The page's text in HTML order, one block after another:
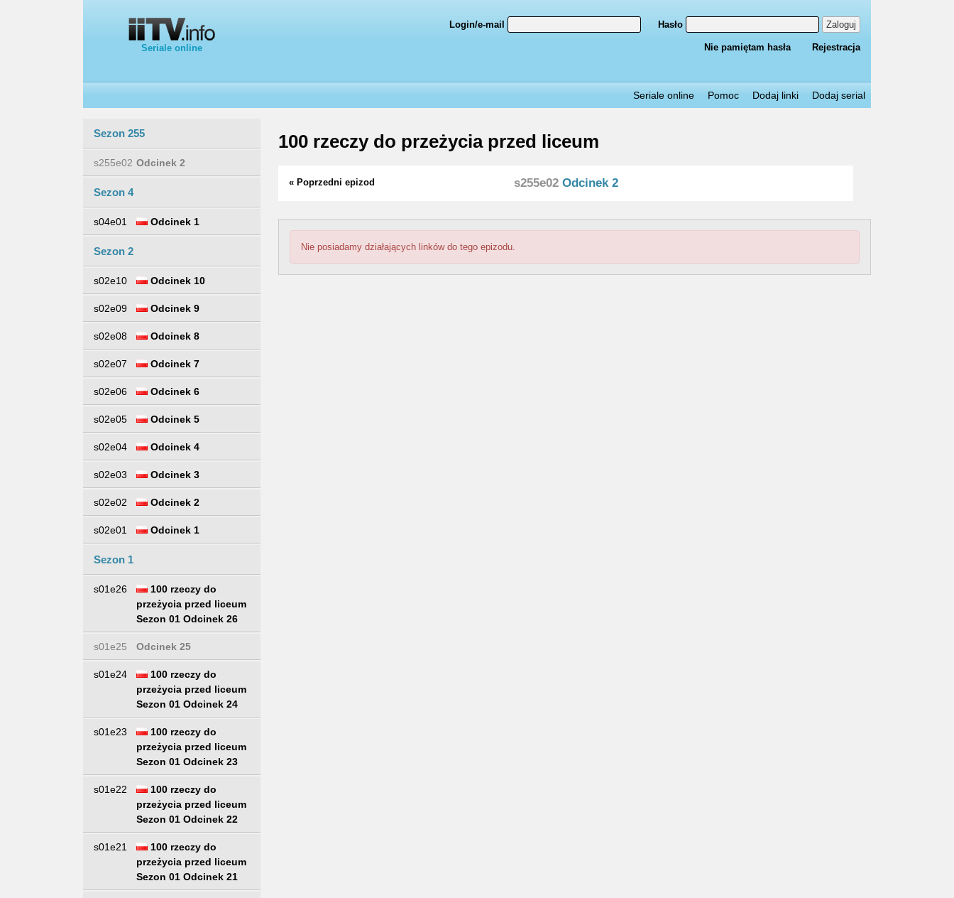
Seriale online
Login/e-mail Hasło Zaloguj
Nie pamiętam hasła Rejestracja
Seriale online Pomoc Dodaj linki Dodaj serial
Sezon 255
s255e02 Odcinek 2
Sezon 4
s04e01 Odcinek 1
Sezon 2
s02e10 Odcinek 10
s02e09 Odcinek 9
s02e08 Odcinek 8
s02e07 Odcinek 7
s02e06 Odcinek 6
s02e05 Odcinek 5
s02e04 Odcinek 4
s02e03 Odcinek 3
s02e02 Odcinek 2
s02e01 Odcinek 1
Sezon 1
s01e26
100 rzeczy do
przeżycia przed liceum
Sezon 01 Odcinek 26
s01e25 Odcinek 25
s01e24
100 rzeczy do
przeżycia przed liceum
Sezon 01 Odcinek 24
s01e23
100 rzeczy do
przeżycia przed liceum
Sezon 01 Odcinek 23
s01e22
100 rzeczy do
przeżycia przed liceum
Sezon 01 Odcinek 22
s01e21
100 rzeczy do
przeżycia przed liceum
Sezon 01 Odcinek 21
100 rzeczy do przeżycia przed liceum
« Poprzedni epizod s255e02Odcinek 2
Nie posiadamy działających linków do tego epizodu.